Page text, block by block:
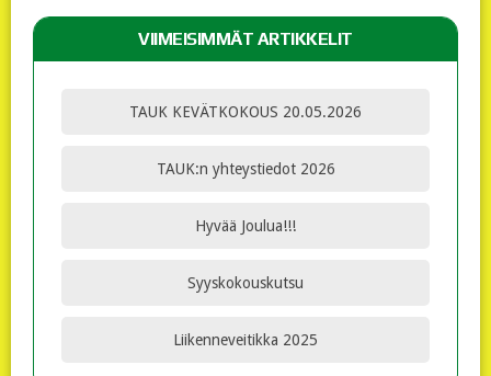
VIIMEISIMMÄT ARTIKKELIT
TAUK KEVÄTKOKOUS 20.05.2026
TAUK:n yhteystiedot 2026
Hyvää Joulua!!!
Syyskokouskutsu
Liikenneveitikka 2025